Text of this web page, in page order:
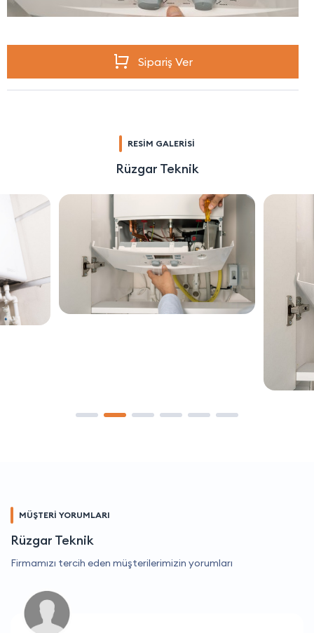
Sipariş Ver
RESİM GALERİSİ
Rüzgar Teknik
MÜŞTERİ YORUMLARI
Rüzgar Teknik
Firmamızı tercih eden müşterilerimizin yorumları